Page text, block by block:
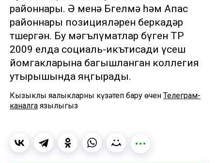
районнары. Ә менә Бөгелмә һәм Апас
районнары позицияләрен беркадәр
төшергән. Бу мәгълүматлар бүген ТР
2009 елда социаль-икътисади үсеш
йомгакларына багышланган коллегия
утырышында яңгырады.
Кызыклы яңалыкларны күзәтеп бару өчен Телеграм-
каналга язылыгыз